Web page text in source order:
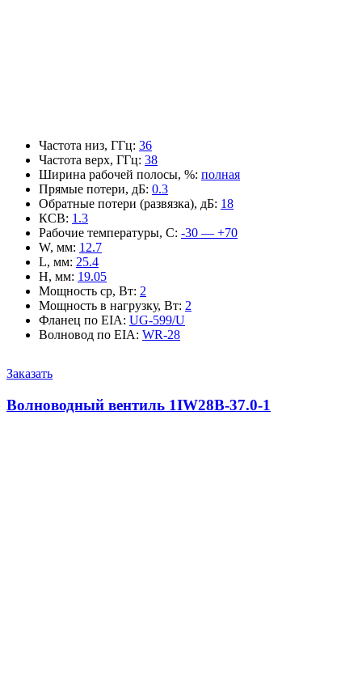
Частота низ, ГГц: 36
Частота верх, ГГц: 38
Ширина рабочей полосы, %: полная
Прямые потери, дБ: 0.3
Обратные потери (развязка), дБ: 18
КСВ: 1.3
Рабочие температуры, С: -30 — +70
W, мм: 12.7
L, мм: 25.4
H, мм: 19.05
Мощность ср, Вт: 2
Мощность в нагрузку, Вт: 2
Фланец по EIA: UG-599/U
Волновод по EIA: WR-28
Заказать
Волноводный вентиль 1IW28B-37.0-1